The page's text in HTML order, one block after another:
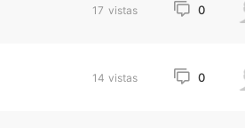
17 vistas 0
14 vistas 0